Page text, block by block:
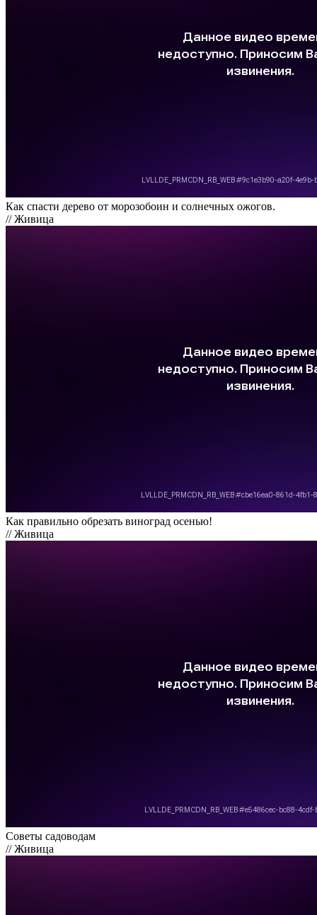
Как спасти дерево от морозобоин и солнечных ожогов.
// Живица
Как правильно обрезать виноград осенью!
// Живица
Советы садоводам
// Живица